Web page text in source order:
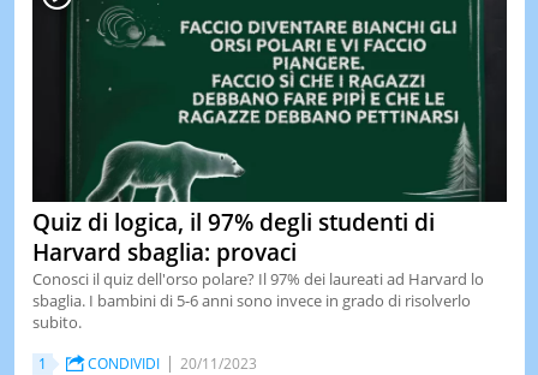
Quiz di logica, il 97% degli studenti di
Harvard sbaglia: provaci
Conosci il quiz dell'orso polare? Il 97% dei laureati ad Harvard lo
sbaglia. I bambini di 5-6 anni sono invece in grado di risolverlo
subito.
1 CONDIVIDI 20/11/2023